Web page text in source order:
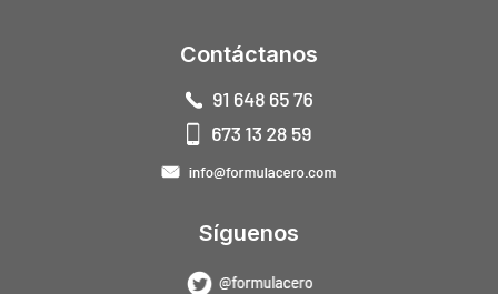
Contáctanos
Síguenos